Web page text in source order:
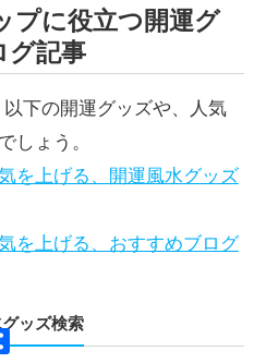
プに役立つ開運グ
グ記事
下の開運グッズや、人気
しょう。
を上げる、開運風水グッズ
を上げる、おすすめブログ
ッズ検索
共